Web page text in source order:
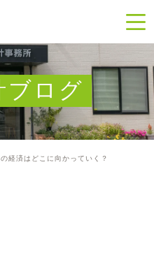
ブログ
経済はどこに向かっていく？